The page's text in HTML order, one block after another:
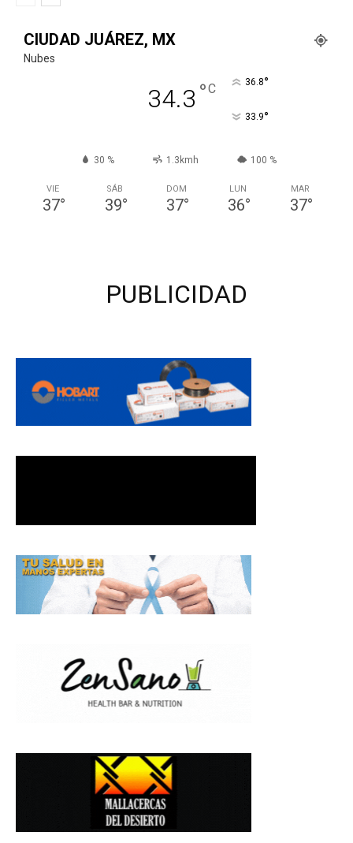
CIUDAD JUÁREZ, MX
Nubes
34.3 °C 36.8°
33.9°
30 % 1.3kmh 100 %
VIE
37°
SÁB
39°
DOM
37°
LUN
36°
MAR
37°
PUBLICIDAD